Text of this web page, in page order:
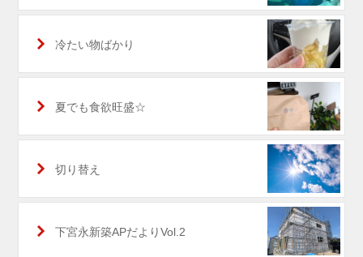
冷たい物ばかり
夏でも食欲旺盛☆
切り替え
下宮永新築APだよりVol.2